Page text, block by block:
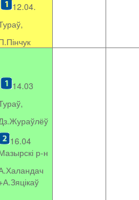
12.04.
14.03
16.04
р-н
А.Зяцікаў